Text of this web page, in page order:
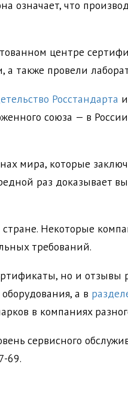
означает, что
центре
а также провели
Росстандарта
союза — в
мира, которые
раз доказывает
Некоторые
требований.
но и отзывы
а в
в компаниях
сервисного
69.